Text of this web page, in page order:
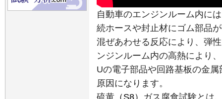
自動車のエンジンルーム内に
続ホースや封止材にゴム部品
混ぜあわせる反応により、弾
ンジンルーム内の高熱により
Uの電子部品や回路基板の金
原因になります。